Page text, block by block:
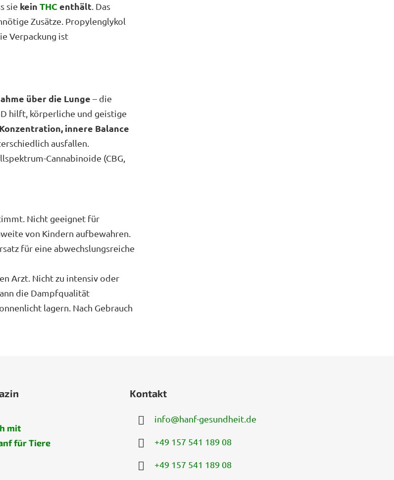
sie kein THC enthält . Das
Zusätze. Propylenglykol
Verpackung ist
über die Lunge – die
hilft, körperliche und geistige
innere Balance
ausfallen.
Cannabinoide (CBG,
Nicht geeignet für
von Kindern aufbewahren.
für eine abwechslungsreiche
Arzt. Nicht zu intensiv oder
die Dampfqualität
lagern. Nach Gebrauch
mit
für Tiere
Kontakt
info@hanf-gesundheit.de
+49 157 541 189 08
+49 157 541 189 08